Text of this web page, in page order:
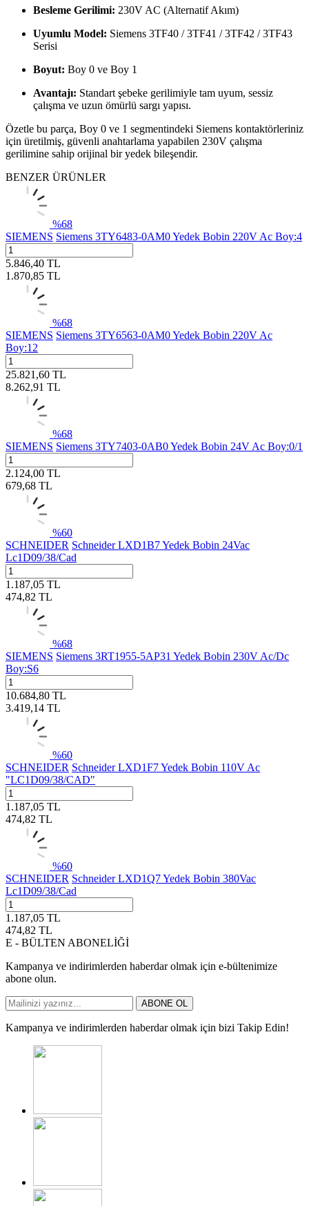
Besleme Gerilimi: 230V AC (Alternatif Akım)
Uyumlu Model: Siemens 3TF40 / 3TF41 / 3TF42 / 3TF43
Serisi
Boyut: Boy 0 ve Boy 1
Avantajı: Standart şebeke gerilimiyle tam uyum, sessiz
çalışma ve uzun ömürlü sargı yapısı.
Özetle bu parça, Boy 0 ve 1 segmentindeki Siemens kontaktörleriniz
için üretilmiş, güvenli anahtarlama yapabilen 230V çalışma
gerilimine sahip orijinal bir yedek bileşendir.
BENZER ÜRÜNLER
%68
SIEMENS Siemens 3TY6483-0AM0 Yedek Bobin 220V Ac Boy:4
5.846,40 TL
1.870,85 TL
%68
SIEMENS Siemens 3TY6563-0AM0 Yedek Bobin 220V Ac
Boy:12
25.821,60 TL
8.262,91 TL
%68
SIEMENS Siemens 3TY7403-0AB0 Yedek Bobin 24V Ac Boy:0/1
2.124,00 TL
679,68 TL
%60
SCHNEIDER Schneider LXD1B7 Yedek Bobin 24Vac
Lc1D09/38/Cad
1.187,05 TL
474,82 TL
%68
SIEMENS Siemens 3RT1955-5AP31 Yedek Bobin 230V Ac/Dc
Boy:S6
10.684,80 TL
3.419,14 TL
%60
SCHNEIDER Schneider LXD1F7 Yedek Bobin 110V Ac
"LC1D09/38/CAD"
1.187,05 TL
474,82 TL
%60
SCHNEIDER Schneider LXD1Q7 Yedek Bobin 380Vac
Lc1D09/38/Cad
1.187,05 TL
474,82 TL
E - BÜLTEN ABONELİĞİ
Kampanya ve indirimlerden haberdar olmak için e-bültenimize
abone olun.
ABONE OL
Kampanya ve indirimlerden haberdar olmak için bizi Takip Edin!